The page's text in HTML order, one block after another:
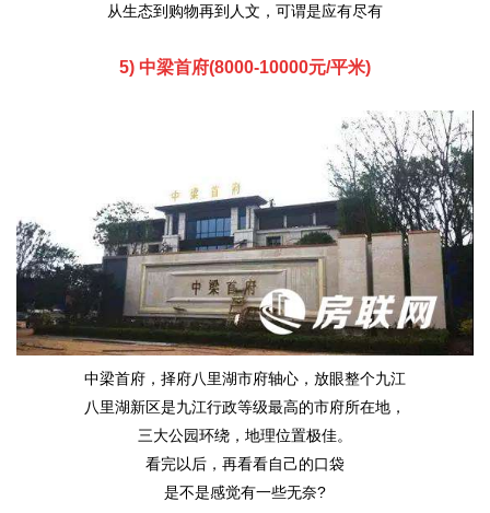
从生态到购物再到人文，可谓是应有尽有
5) 中梁首府(8000-10000元/平米)
中梁首府，择府八里湖市府轴心，放眼整个九江
八里湖新区是九江行政等级最高的市府所在地，
三大公园环绕，地理位置极佳。
看完以后，再看看自己的口袋
是不是感觉有一些无奈?